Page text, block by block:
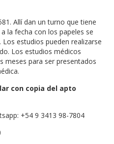
Allí dan un turno que tiene
la fecha con los papeles se
estudios pueden realizarse
Los estudios médicos
meses para ser presentados
con copia del apto
+54 9 3413 98-7804